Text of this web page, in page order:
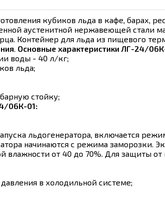
кубиков льда в кафе, барах,
аустенитной нержавеющей стали
Контейнер для льда из пищевого
. Основные характеристики ЛГ-24/
воды - 40 л/кг;
льда;
стойку;
06К-01:
льдогенератора, включается
начинаются с режима заморозки.
влажности от 40 до 70%. Для защиты
в холодильной системе;